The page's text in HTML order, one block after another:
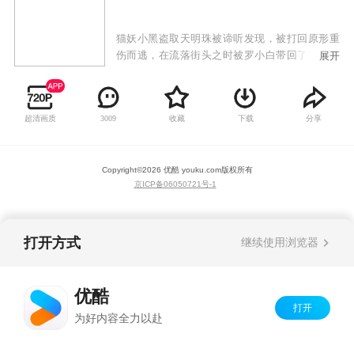
猫妖小黑盗取天明珠被谛听发现，被打回原形重
伤而逃，在流落街头之时被罗小白带回了家，起
白自己要暂时离开去完成师父交给自己的任务。
却在离开之后因为师傅交给自己的任务又回到了
小白身边，等待着他们的会是什么呢？
展开
超清画质 3009 收藏 下载 分享
Copyright©2026 优酷 youku.com版权所有
京ICP备06050721号-1
打开方式 继续使用浏览器
优酷
为好内容全力以赴
打开